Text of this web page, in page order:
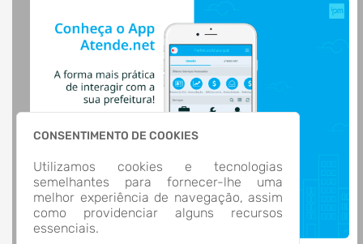
CONSENTIMENTO DE COOKIES
Utilizamos cookies e tecnologias
semelhantes para fornecer-lhe uma
melhor experiência de navegação, assim
como providenciar alguns recursos
essenciais.
Acesso à Informação
Cidadão
Transparência
LOCALIZAÇÃO
Rua CEL. JULIO PEREIRA DOS SANTOS, Nº 465, CENTRO
CEP: 98.590-000
CONTATOS
(55) 3781-4361
(55) 3781-4361
ti@santoaugusto.rs.gov.br